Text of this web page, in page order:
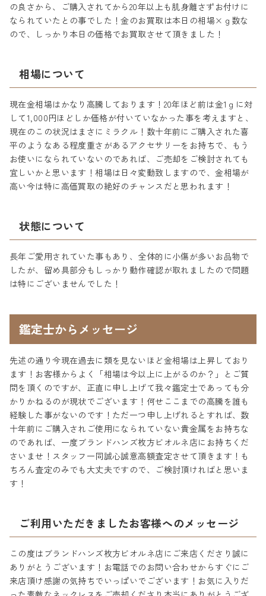
の良さから、ご購入されてから20年以上も肌身離さずお付けに
なられていたとの事でした！金のお買取は本日の相場×ｇ数な
ので、しっかり本日の価格でお買取させて頂きました！
相場について
現在金相場はかなり高騰しております！20年ほど前は金1ｇに対
して1,000円ほどしか価格が付いていなかった事を考えますと、
現在のこの状況はまさにミラクル！数十年前にご購入された喜
平のようなある程度重さがあるアクセサリーをお持ちで、もう
お使いになられていないのであれば、ご売却をご検討されても
宜しいかと思います！相場は日々変動致しますので、金相場が
高い今は特に高価買取の絶好のチャンスだと思われます！
状態について
長年ご愛用されていた事もあり、全体的に小傷が多いお品物で
したが、留め具部分もしっかり動作確認が取れましたので問題
は特にございませんでした！
鑑定士からメッセージ
先述の通り今現在過去に類を見ないほど金相場は上昇しており
ます！お客様からよく「相場は今以上に上がるのか？」とご質
問を頂くのですが、正直に申し上げて我々鑑定士であっても分
かりかねるのが現状でございます！何せここまでの高騰を誰も
経験した事がないのです！ただ一つ申し上げれるとすれば、数
十年前にご購入されご使用になられていない貴金属をお持ちな
のであれば、一度ブランドハンズ枚方ビオルネ店にお持ちくだ
さいませ！スタッフ一同誠心誠意高額査定させて頂きます！も
ちろん査定のみでも大丈夫ですので、ご検討頂ければと思いま
す！
ご利用いただきましたお客様へのメッセージ
この度はブランドハンズ枚方ビオルネ店にご来店くださり誠に
ありがとうございます！お電話でのお問い合わせからすぐにご
来店頂け感謝の気持ちでいっぱいでございます！お気に入りだ